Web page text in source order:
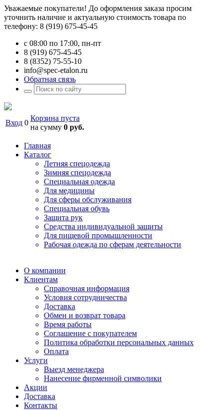
Уважаемые покупатели! До оформления заказа просим
уточнить наличие и актуальную стоимость товара по
телефону: 8 (919) 675-45-45
с 08:00 по 17:00, пн-пт
8 (919) 675-45-45
8 (8352) 75-55-10
info@spec-etalon.ru
Обратная связь
Вход 0
Корзина пуста
на сумму 0 руб.
Главная
Каталог
Летняя спецодежда
Зимняя спецодежда
Специальная одежда
Для медицины
Для сферы обслуживания
Специальная обувь
Защита рук
Средства индивидуальной защиты
Для пищевой промышленности
Рабочая одежда по сферам деятельности
О компании
Клиентам
Справочная информация
Условия сотрудничества
Доставка
Обмен и возврат товара
Время работы
Соглашение с покупателем
Политика обработки персональных данных
Оплата
Услуги
Выезд менеджера
Нанесение фирменной символики
Акции
Доставка
Контакты